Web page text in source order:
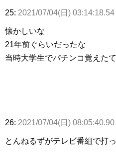
25: 2021/07/04(日)
懐かしいな
21年前ぐらいだったな
当時大学生でパチンコ覚えた
26: 2021/07/04(日)
とんねるずがテレビ番組で打